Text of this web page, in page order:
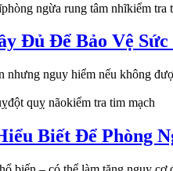
phòng ngừa rung tâm nhĩkiểm tra
Đủ Để Bảo Vệ
nguy hiểm nếu không
đột quỵ nãokiểm tra tim mạch
Biết Để Phòng